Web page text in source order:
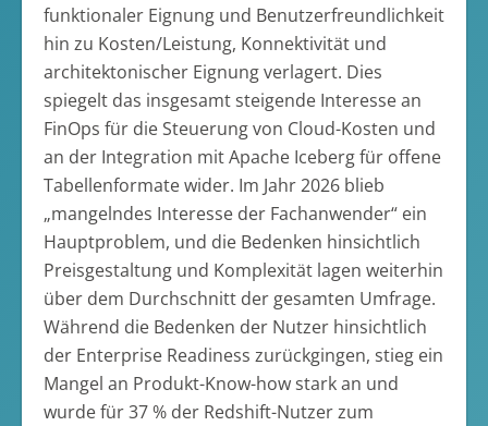
funktionaler Eignung und Benutzerfreundlichkeit
hin zu Kosten/Leistung, Konnektivität und
architektonischer Eignung verlagert. Dies
spiegelt das insgesamt steigende Interesse an
FinOps für die Steuerung von Cloud-Kosten und
an der Integration mit Apache Iceberg für offene
Tabellenformate wider. Im Jahr 2026 blieb
„mangelndes Interesse der Fachanwender“ ein
Hauptproblem, und die Bedenken hinsichtlich
Preisgestaltung und Komplexität lagen weiterhin
über dem Durchschnitt der gesamten Umfrage.
Während die Bedenken der Nutzer hinsichtlich
der Enterprise Readiness zurückgingen, stieg ein
Mangel an Produkt-Know-how stark an und
wurde für 37 % der Redshift-Nutzer zum